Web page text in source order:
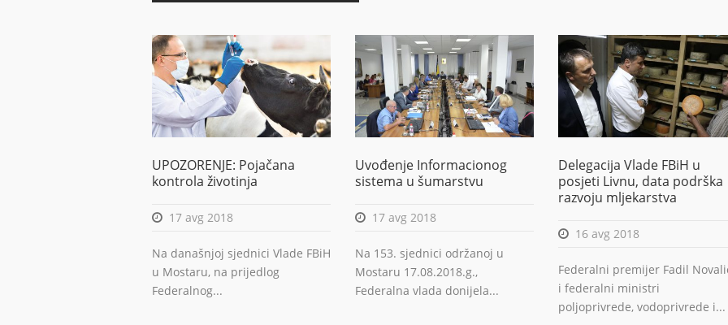
UPOZORENJE: Pojačana
kontrola životinja
17 avg 2018
Na današnjoj sjednici Vlade FBiH
u Mostaru, na prijedlog
Federalnog...
Uvođenje Informacionog
sistema u šumarstvu
17 avg 2018
Na 153. sjednici održanoj u
Mostaru 17.08.2018.g.,
Federalna vlada donijela...
Delegacija Vlade FBiH u
posjeti Livnu, data podrška
razvoju mljekarstva
16 avg 2018
Federalni premijer Fadil
i federalni ministri
poljoprivrede, vodoprivrede i...